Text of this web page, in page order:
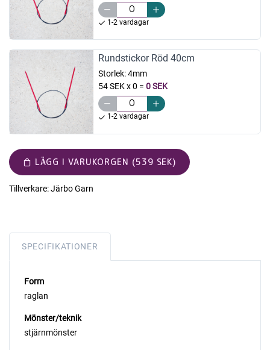
1-2 vardagar
Rundstickor Röd 40cm
Storlek:4mm
54 SEK x 0 = 0 SEK
1-2 vardagar
LÄGG I VARUKORGEN (539 SEK)
Tillverkare:Järbo Garn
SPECIFIKATIONER
Form
raglan
Mönster/teknik
stjärnmönster